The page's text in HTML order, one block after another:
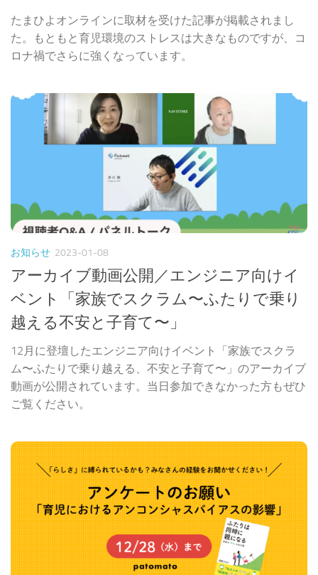
たまひよオンラインに取材を受けた記事が掲載されまし
た。もともと育児環境のストレスは大きなものですが、コ
ロナ禍でさらに強くなっています。
お知らせ 2023-01-08
アーカイブ動画公開／エンジニア向けイ
ベント「家族でスクラム〜ふたりで乗り
越える不安と子育て〜」
12月に登壇したエンジニア向けイベント「家族でスクラ
ム〜ふたりで乗り越える、不安と子育て〜」のアーカイブ
動画が公開されています。当日参加できなかった方もぜひ
ご覧ください。